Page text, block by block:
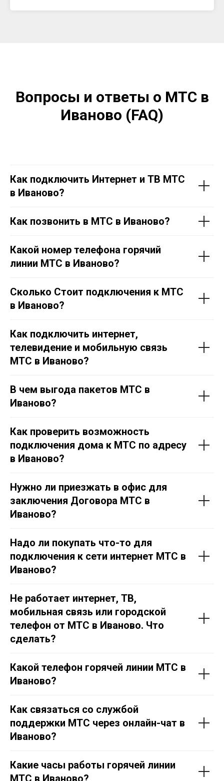
Вопросы и ответы о МТС в
Иваново (FAQ)
Как подключить Интернет и ТВ МТС
в Иваново?
Как позвонить в МТС в Иваново?
Какой номер телефона горячий
линии МТС в Иваново?
Сколько Стоит подключения к МТС
в Иваново?
Как подключить интернет,
телевидение и мобильную связь
МТС в Иваново?
В чем выгода пакетов МТС в
Иваново?
Как проверить возможность
подключения дома к МТС по адресу
в Иваново?
Нужно ли приезжать в офис для
заключения Договора МТС в
Иваново?
Надо ли покупать что-то для
подключения к сети интернет МТС в
Иваново?
Не работает интернет, ТВ,
мобильная связь или городской
телефон от МТС в Иваново. Что
сделать?
Какой телефон горячей линии МТС в
Иваново?
Как связаться со службой
поддержки МТС через онлайн-чат в
Иваново?
Какие часы работы горячей линии
МТС в Иваново?